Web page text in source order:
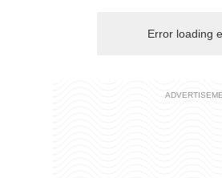
Error loading